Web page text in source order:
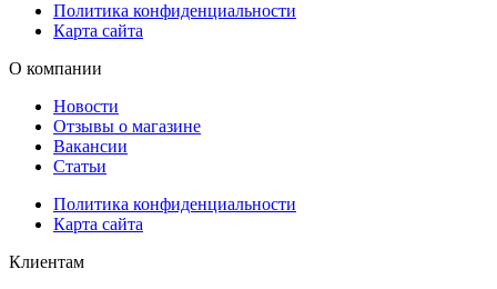
Политика конфиденциальности
Карта сайта
О компании
Новости
Отзывы о магазине
Вакансии
Статьи
Политика конфиденциальности
Карта сайта
Клиентам